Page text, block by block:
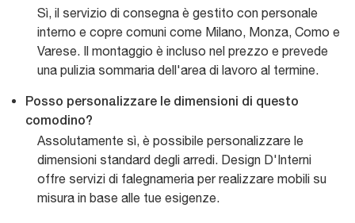
Sì, il servizio di consegna è gestito con personale
interno e copre comuni come Milano, Monza, Como e
Varese. Il montaggio è incluso nel prezzo e prevede
una pulizia sommaria dell'area di lavoro al termine.
Posso personalizzare le dimensioni di questo
comodino?
Assolutamente sì, è possibile personalizzare le
dimensioni standard degli arredi. Design D'Interni
offre servizi di falegnameria per realizzare mobili su
misura in base alle tue esigenze.